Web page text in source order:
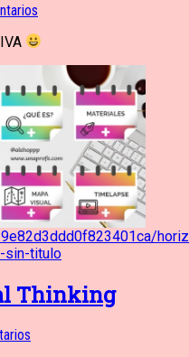
sin-titulo
Thinking